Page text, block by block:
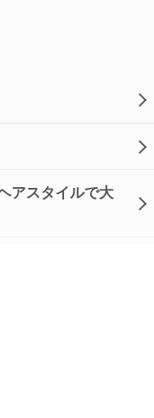
アスタイルで大